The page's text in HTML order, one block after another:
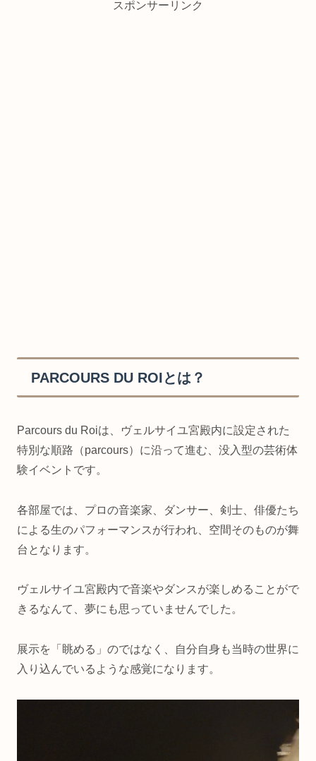
スポンサーリンク
PARCOURS DU ROIとは？
Parcours du Roiは、ヴェルサイユ宮殿内に設定された
特別な順路（parcours）に沿って進む、没入型の芸術体
験イベントです。
各部屋では、プロの音楽家、ダンサー、剣士、俳優たち
による生のパフォーマンスが行われ、空間そのものが舞
台となります。
ヴェルサイユ宮殿内で音楽やダンスが楽しめることがで
きるなんて、夢にも思っていませんでした。
展示を「眺める」のではなく、自分自身も当時の世界に
入り込んでいるような感覚になります。